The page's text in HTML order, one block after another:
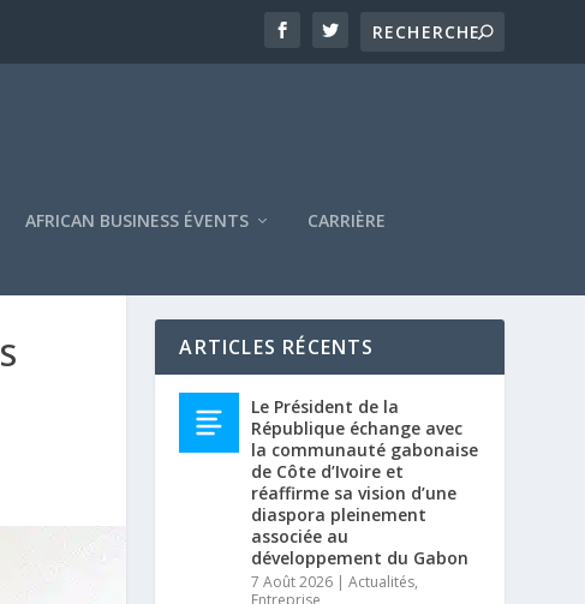
AFRICAN BUSINESS ÉVENTS CARRIÈRE
ARTICLES RÉCENTS
Le Président de la
République échange avec
la communauté gabonaise
de Côte d’Ivoire et
réaffirme sa vision d’une
diaspora pleinement
associée au
développement du Gabon
7 Août 2026 |Actualités,
Entreprise